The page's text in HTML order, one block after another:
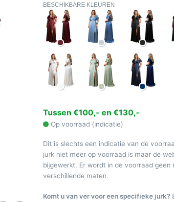
BESCHIKBARE KLEUREN
Tussen €100,- en €130,-
Op voorraad (indicatie)
Dit is slechts een indicatie van de
jurk niet meer op voorraad is maar de
bijgewerkt. Er wordt in de voorraad geen
verschillende maten.
Komt u van ver voor een specifieke jurk?